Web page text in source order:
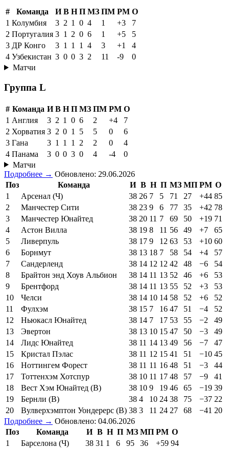
# Команда И В Н П МЗ ПМ РМ О
1 Колумбия 3 2 1 0 4 1 +3
7
2 Португалия 3 1 2 0 6 1 +5
5
3 ДР Конго 3 1 1 1 4 3 +1
4
4 Узбекистан 3 0 0 3 2 11 -9
0
Матчи
Группа L
# Команда И В Н П МЗ ПМ РМ О
1 Англия 3 2 1 0 6 2 +4
7
2 Хорватия 3 2 0 1 5 5 0
6
3 Гана 3 1 1 1 2 2 0
4
4 Панама 3 0 0 3 0 4 -4
0
Матчи
Подробнее → Обновлено: 29.06.2026
Поз
Команда И В Н П МЗ МП РМ О
1
Арсенал (Ч) 38 26 7 5 71 27 +44 85
2
Манчестер Сити 38 23 9 6 77 35 +42 78
3
Манчестер Юнайтед 38 20 11 7 69 50 +19 71
4
Астон Вилла 38 19 8 11 56 49 +7
65
5
Ливерпуль 38 17 9 12 63 53 +10 60
6
Борнмут 38 13 18 7 58 54 +4
57
7
Сандерленд 38 14 12 12 42 48 −6
54
8
Брайтон энд Хоув Альбион 38 14 11 13 52 46 +6
53
9
Брентфорд 38 14 11 13 55 52 +3
53
10
Челси 38 14 10 14 58 52 +6
52
11
Фулхэм 38 15 7 16 47 51 −4
52
12
Ньюкасл Юнайтед 38 14 7 17 53 55 −2
49
13
Эвертон 38 13 10 15 47 50 −3
49
14
Лидс Юнайтед 38 11 14 13 49 56 −7
47
15
Кристал Пэлас 38 11 12 15 41 51 −10 45
16
Ноттингем Форест 38 11 11 16 48 51 −3
44
17
Тоттенхэм Хотспур 38 10 11 17 48 57 −9
41
18
Вест Хэм Юнайтед (В) 38 10 9 19 46 65 −19 39
19
Бернли (В) 38 4 10 24 38 75 −37 22
20
Вулверхэмптон Уондерерс (В) 38 3 11 24 27 68 −41 20
Подробнее → Обновлено: 04.06.2026
Поз
Команда И В Н П МЗ МП РМ О
1
Барселона (Ч) 38 31 1 6 95 36 +59 94